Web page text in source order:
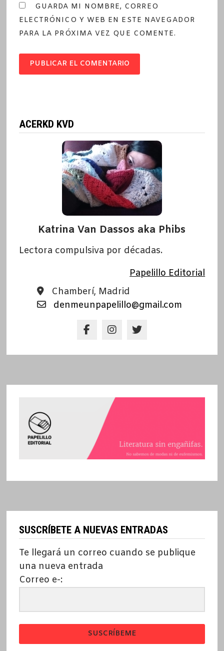
GUARDA MI NOMBRE, CORREO
ELECTRÓNICO Y WEB EN ESTE NAVEGADOR
PARA LA PRÓXIMA VEZ QUE COMENTE.
ACERKD KVD
Katrina Van Dassos aka Phibs
Lectora compulsiva por décadas.
Papelillo Editorial
Chamberí, Madrid
denmeunpapelillo@gmail.com
SUSCRÍBETE A NUEVAS ENTRADAS
Te llegará un correo cuando se publique
una nueva entrada
Correo e-:
SUSCRÍBEME